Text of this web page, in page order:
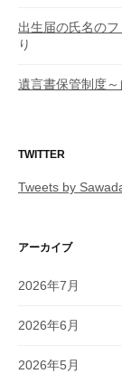
出生届の氏名の
り
遺言書保管制度
TWITTER
Tweets by
アーカイブ
2026年7月
2026年6月
2026年5月